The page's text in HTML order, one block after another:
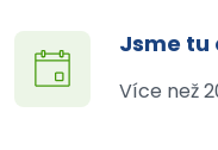
Jsme tu
Více než